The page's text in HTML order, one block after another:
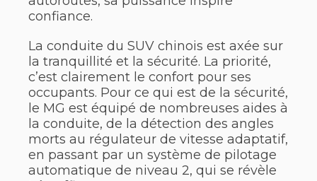
confiance.
La conduite du SUV chinois est axée sur
la tranquillité et la sécurité. La priorité,
c’est clairement le confort pour ses
occupants. Pour ce qui est de la sécurité,
le MG est équipé de nombreuses aides à
la conduite, de la détection des angles
morts au régulateur de vitesse adaptatif,
en passant par un système de pilotage
automatique de niveau 2, qui se révèle